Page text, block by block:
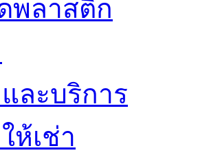
พลาสติก
ละบริการ
ห้เช่า